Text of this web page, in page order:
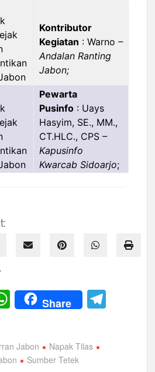
Kontributor
Kegiatan : Warno –
Andalan Ranting
Jabon;
Pewarta
Pusinfo : Uays
Hasyim, SE., MM.,
CT.HLC., CPS–
Kapusinfo
Kwarcab Sidoarjo;
W
h
at
s
Share
Jabon
Napak Tilas
Sumber Tetek